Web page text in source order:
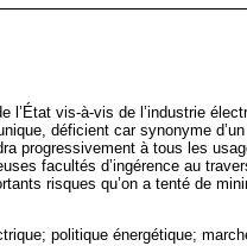
l’État vis-à-vis de l’industrie
déficient car synonyme
progressivement à tous les
facultés d’ingérence au
risques qu’on a tenté de
politique énergétique;